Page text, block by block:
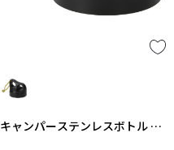
キャンパーステンレスボトル 飲